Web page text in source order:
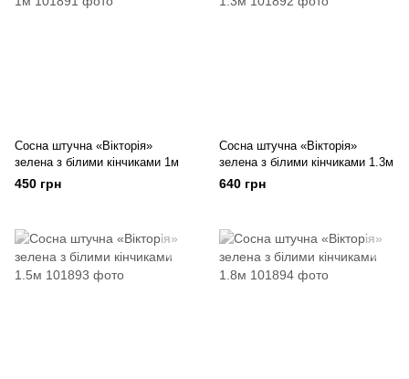
Сосна штучна «Вікторія»
зелена з білими кінчиками 1м
450 грн
Сосна штучна «Вікторія»
зелена з білими кінчиками 1.3м
640 грн